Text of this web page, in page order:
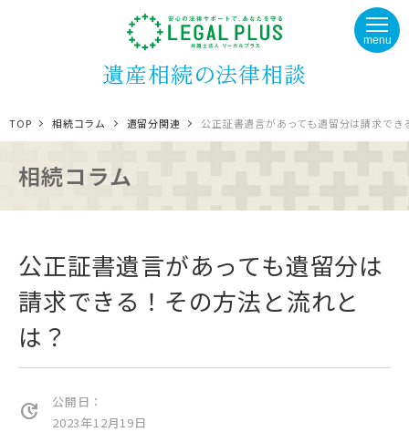
遺産相続の法律相談
menu
TOP 相続コラム 遺留分関連 公正証書遺言があっても遺留分は請求で
相続コラム
公正証書遺言があっても遺留分は
請求できる！その方法と流れと
は？
update
公開日：
2023年12月19日